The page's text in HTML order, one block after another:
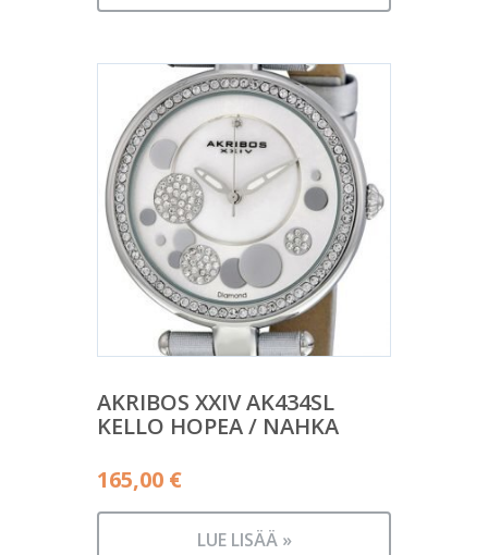
AKRIBOS XXIV AK434SL
KELLO HOPEA / NAHKA
165,00 €
LUE LISÄÄ »